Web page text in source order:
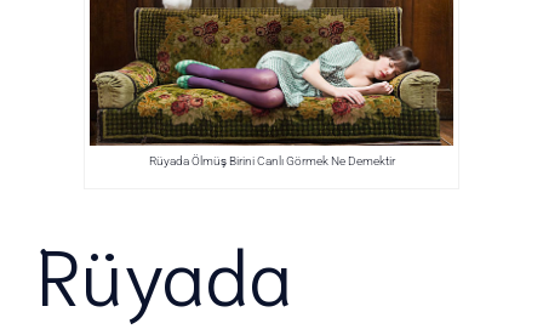
Rüyada Ölmüş Birini Canlı Görmek Ne Demektir
Rüyada